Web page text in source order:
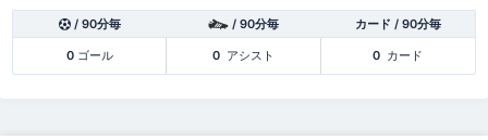
/ 90分毎 / 90分毎 カード / 90分毎
0ゴール 0 アシスト 0 カード